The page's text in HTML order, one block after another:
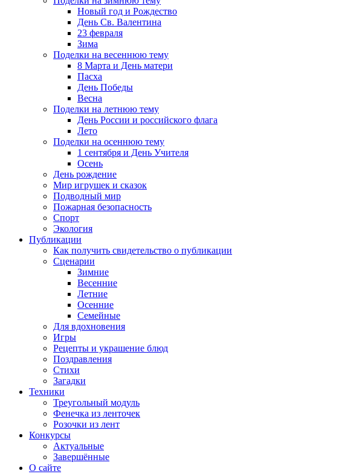
Новый год и Рождество
День Св. Валентина
23 февраля
Зима
Поделки на весеннюю тему
8 Марта и День матери
Пасха
День Победы
Весна
Поделки на летнюю тему
День России и российского флага
Лето
Поделки на осеннюю тему
1 сентября и День Учителя
Осень
День рождение
Мир игрушек и сказок
Подводный мир
Пожарная безопасность
Спорт
Экология
Публикации
Как получить свидетельство о публикации
Сценарии
Зимние
Весенние
Летние
Осенние
Семейные
Для вдохновения
Игры
Рецепты и украшение блюд
Поздравления
Стихи
Загадки
Техники
Треугольный модуль
Фенечка из ленточек
Розочки из лент
Конкурсы
Актуальные
Завершённые
О сайте